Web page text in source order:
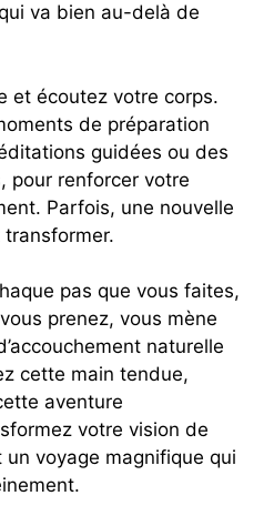
va bien au-delà de
et écoutez votre corps.
de préparation
guidées ou des
pour renforcer votre
Parfois, une nouvelle
pas que vous faites,
prenez, vous mène
naturelle
cette main tendue,
aventure
votre vision de
un voyage magnifique qui